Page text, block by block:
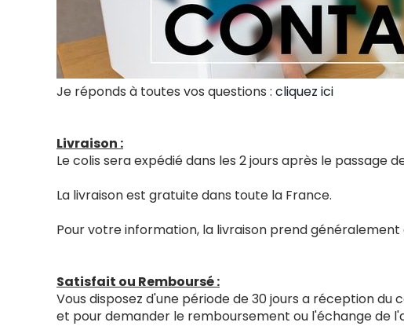
Je réponds à toutes vos questions : cliquez ici
Livraison :
Le colis sera expédié dans les 2 jours après le passage
La livraison est gratuite dans toute la France.
Pour votre information, la livraison prend généralement
Satisfait ou Remboursé :
Vous disposez d'une période de 30 jours a réception
et pour demander le remboursement ou l'échange de